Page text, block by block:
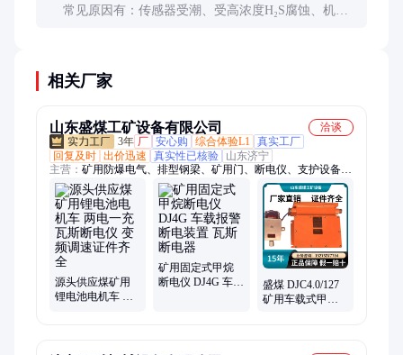
常见原因有：传感器受潮、受高浓度H₂S腐蚀、机械
相关厂家
山东盛煤工矿设备有限公司
洽谈
3年 厂 安心购 综合体验L1 真实工厂
回复及时 出价迅速 真实性已核验
山东济宁
主营： 矿用防爆电气、排型钢梁、矿用门、断电仪、支护设备、
铁路道岔、矿用检测仪报警仪传感器、矿用救护设备、矿用电子
围栏、煤矿井下自动隔爆装置、蓄电池电机车、锚杆钻机、单体
液压支柱、无压风门、回柱绞车、喷浆机、隔爆摄像仪、隔爆稳
压电源、矿用本安型电磁阀、矿用气动工具
源头供应煤矿用
锂电池电机车 两
矿用固定式甲烷
断电仪 DJ4G 车载
盛煤 DJC4.0/127
矿用车载式甲烷